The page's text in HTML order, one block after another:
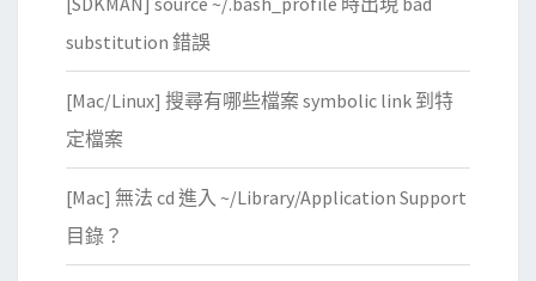
substitution 錯誤
[Mac/Linux] 搜尋有哪些檔案 symbolic link 到特
定檔案
[Mac] 無法 cd 進入 ~/Library/Application Support
目錄？